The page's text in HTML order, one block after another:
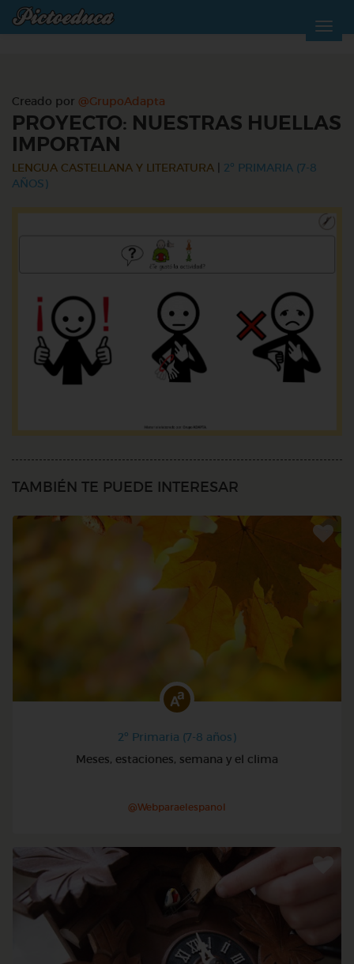
Creado por @GrupoAdapta
PROYECTO: NUESTRAS HUELLAS
IMPORTAN
LENGUA CASTELLANA Y LITERATURA
2º PRIMARIA (7-8
AÑOS)
TAMBIÉN TE PUEDE INTERESAR
2º Primaria (7-8 años)
Meses, estaciones, semana y el clima
@Webparaelespanol